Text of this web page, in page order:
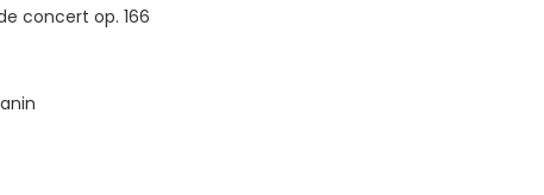
concert op. 166